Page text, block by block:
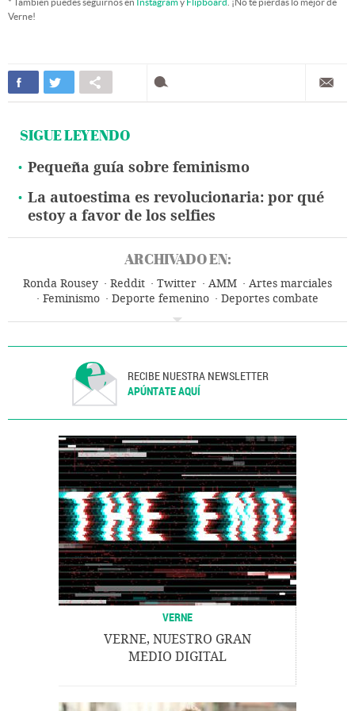
* También puedes seguirnos en Instagramy Flipboard
. ¡No te pierdas lo mejor de
Verne!
SIGUE LEYENDO
Pequeña guía sobre feminismo
La autoestima es revolucionaria: por qué
estoy a favor de los selfies
ARCHIVADO EN:
Ronda Rousey Reddit Twitter AMM
Artes marciales
Feminismo
Deporte femenino
Deportes combate
RECIBE NUESTRA NEWSLETTER
APÚNTATE AQUÍ
VERNE
VERNE, NUESTRO GRAN
MEDIO DIGITAL